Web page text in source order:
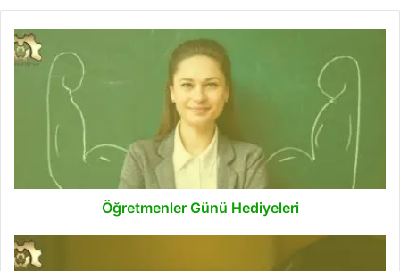
Öğretmenler
Günü
Hediyeleri
Öğretmenler Günü Hediyeleri
Tüm
Dünyada